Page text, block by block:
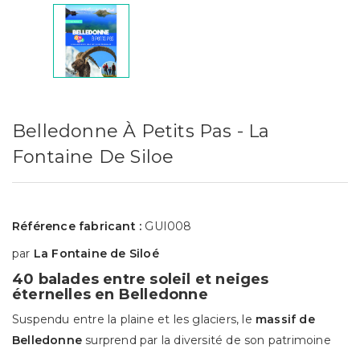
Belledonne À Petits Pas - La
Fontaine De Siloe
Référence fabricant : GUI008
par La Fontaine de Siloé
40 balades entre soleil et neiges
éternelles en Belledonne
Suspendu entre la plaine et les glaciers, le massif de
Belledonne surprend par la diversité de son patrimoine